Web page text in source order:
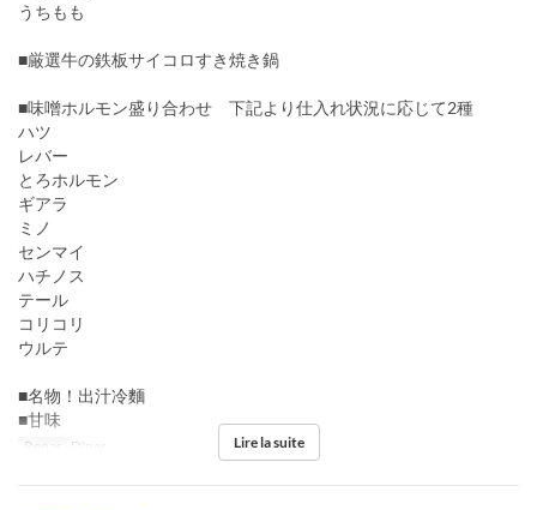
うちもも
■厳選牛の鉄板サイコロすき焼き鍋
■味噌ホルモン盛り合わせ 下記より仕入れ状況に応じて2種
ハツ
レバー
とろホルモン
ギアラ
ミノ
センマイ
ハチノス
テール
コリコリ
ウルテ
■名物！出汁冷麵
■甘味
Repas Dîner Lire la suite